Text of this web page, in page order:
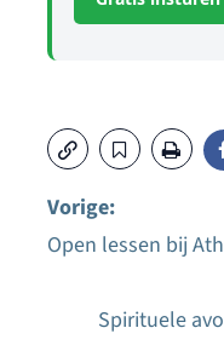
Bericht
navigatie
Vorige:
Open lessen bij
Spirituele